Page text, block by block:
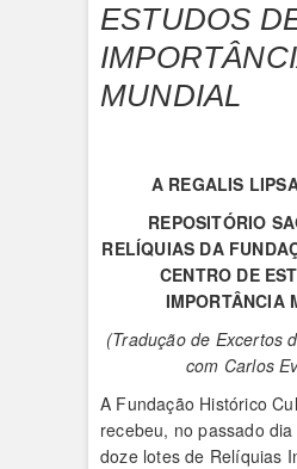
ESTUDOS
MUNDIAL
A REGALIS
REPOSITÓRIO
RELÍQUIAS DA
CENTRO DE
IMPORTÂNCIA
(Tradução de Excertos
com Carlos
A Fundação Histórico
recebeu, no passado
doze lotes de Relíquias